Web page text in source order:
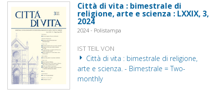
Città di vita : bimestrale di
religione, arte e scienza : LXXIX, 3,
2024
2024 - Polistampa
IST TEIL VON
Città di vita : bimestrale di religione,
arte e scienza. - Bimestrale = Two-
monthly